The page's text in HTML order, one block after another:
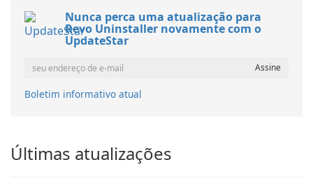
Nunca perca uma atualização para
Revo Uninstaller novamente com o
UpdateStar
Boletim informativo atual
Últimas atualizações